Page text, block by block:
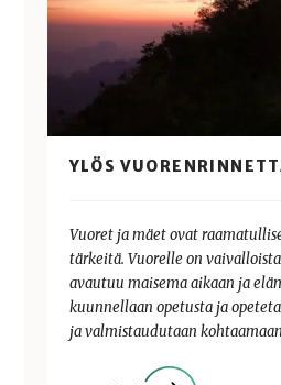
YLÖS
Vuoret ja mäet ovat
tärkeitä. Vuorelle on
avautuu maisema aikaan ja
kuunnellaan opetusta ja
ja valmistaudutaan